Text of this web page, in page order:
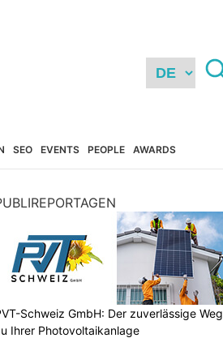
SEO EVENTS PEOPLE AWARDS
Schweiz GmbH: Der zuverlässige Weg
Ihrer Photovoltaikanlage